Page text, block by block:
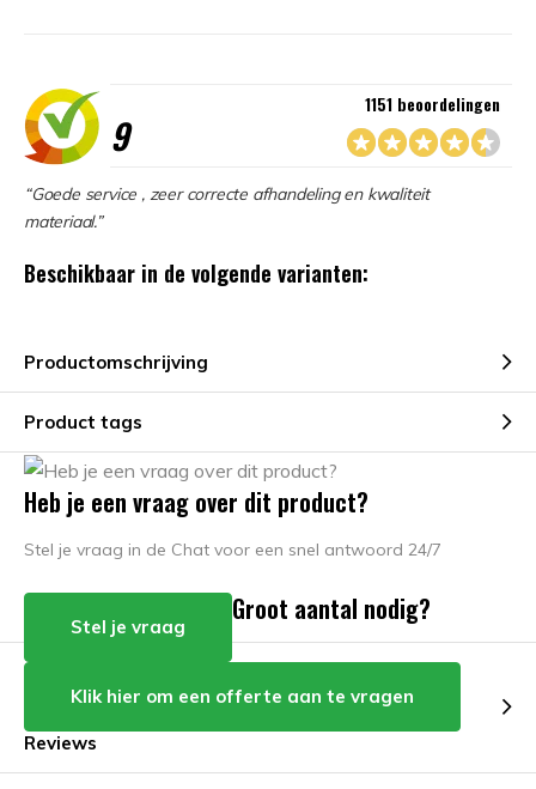
9
1151 beoordelingen
“Goede service , zeer correcte afhandeling en kwaliteit
materiaal.”
Beschikbaar in de volgende varianten:
Productomschrijving
Product tags
Heb je een vraag over dit product?
Stel je vraag in de Chat voor een snel antwoord 24/7
Stel je vraag
Groot aantal nodig?
Klik hier om een offerte aan te vragen
Reviews